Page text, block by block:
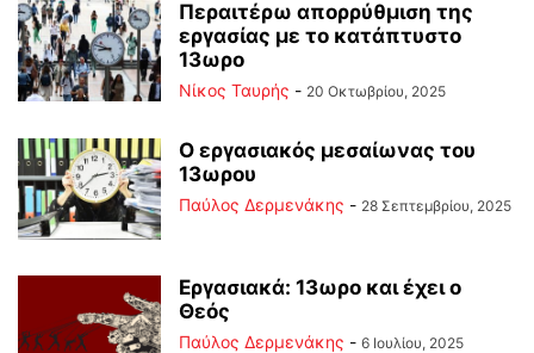
Περαιτέρω απορρύθμιση της
εργασίας με το κατάπτυστο
13ωρο
Νίκος Ταυρής - 20 Οκτωβρίου, 2025
Ο εργασιακός μεσαίωνας του
13ωρου
Παύλος Δερμενάκης - 28 Σεπτεμβρίου, 2025
Εργασιακά: 13ωρο και έχει ο
Θεός
Παύλος Δερμενάκης - 6 Ιουλίου, 2025